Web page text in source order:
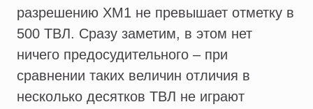
разрешению XM1 не превышает отметку в
500 ТВЛ. Сразу заметим, в этом нет
ничего предосудительного – при
сравнении таких величин отличия в
несколько десятков ТВЛ не играют